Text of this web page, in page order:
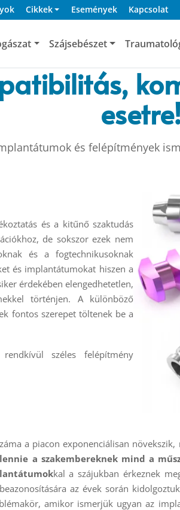
Cikkek Események Kapcsolat
Szájsebészet
esetre!
és felépítmények
és a kitűnő szaktudás
de sokszor ezek nem
és a fogtechnikusoknak
és implantátumokat hiszen a
érdekében elengedhetetlen,
történjen. A különböző
fontos szerepet töltenek be a
széles felépítmény
a piacon exponenciálisan
a szakembereknek mind a
kal a szájukban érkeznek
az évek során
amikor ismerjük ugyan az